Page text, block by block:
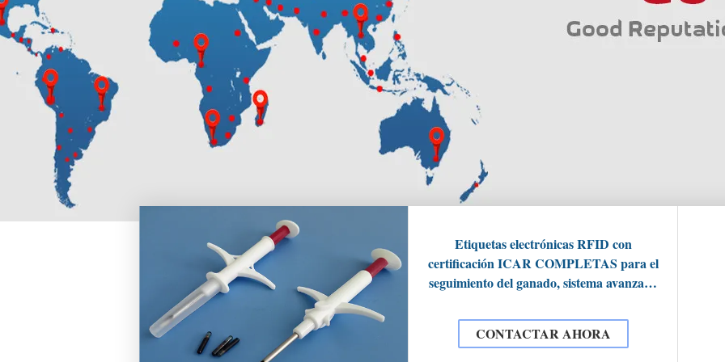
Etiquetas electrónicas RFID con
certificación ICAR COMPLETAS para el
seguimiento del ganado, sistema avanzado
prueba de manipulaciones para vacas
lecheras, ovejas, cabras, cerdos y ganadería
CONTACTAR AHORA